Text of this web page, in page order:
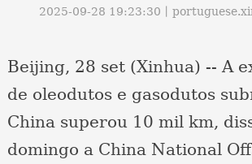
2025-09-28 19:23:30丨
Beijing, 28 set (Xinhua) -- A
de oleodutos e gasodutos
China superou 10 mil km,
domingo a China National